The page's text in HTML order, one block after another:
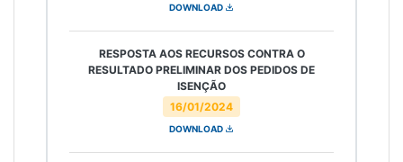
DOWNLOAD
16/01/2024
RESPOSTA AOS RECURSOS CONTRA O
RESULTADO PRELIMINAR DOS PEDIDOS DE
ISENÇÃO
DOWNLOAD